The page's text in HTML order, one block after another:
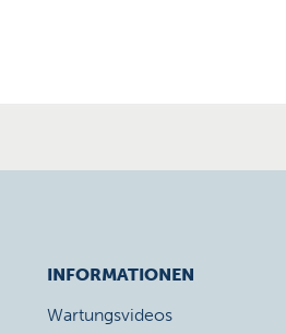
INFORMATIONEN
Wartungsvideos